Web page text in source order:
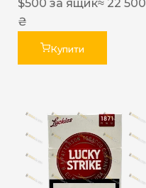
$500 за ящик≈ 22 500
₴
Купити